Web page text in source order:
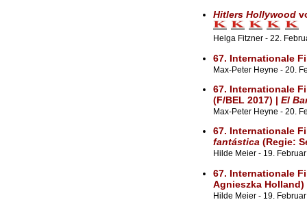
Hitlers Hollywood
Helga Fitzner - 22.
67. Internationale
Max-Peter Heyne - 20.
67. Internationale
(F/BEL 2017) | El
Max-Peter Heyne - 20.
67. Internationale
fantástica(Regie:
Hilde Meier - 19.
67. Internationale
Agnieszka Holland)
Hilde Meier - 19.